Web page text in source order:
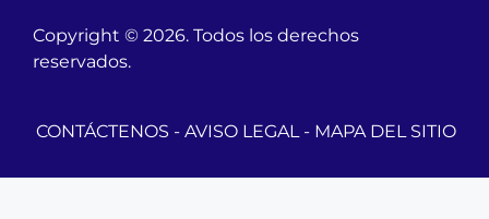
Copyright © 2026. Todos los derechos
reservados.
CONTÁCTENOS - AVISO LEGAL- MAPA DEL SITIO